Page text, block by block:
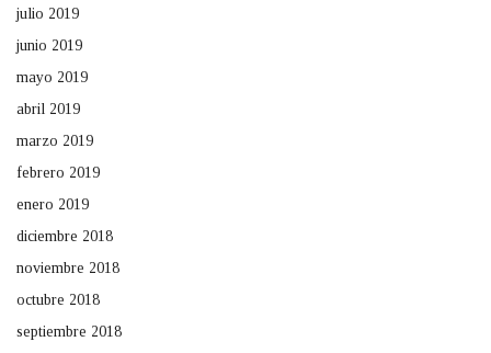
julio 2019
junio 2019
mayo 2019
abril 2019
marzo 2019
febrero 2019
enero 2019
diciembre 2018
noviembre 2018
octubre 2018
septiembre 2018